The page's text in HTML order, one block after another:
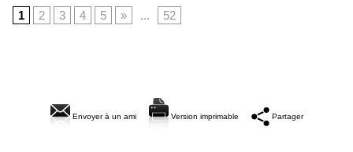
1
2 3 4 5 » ... 52
Envoyer à un ami Version imprimable Partager